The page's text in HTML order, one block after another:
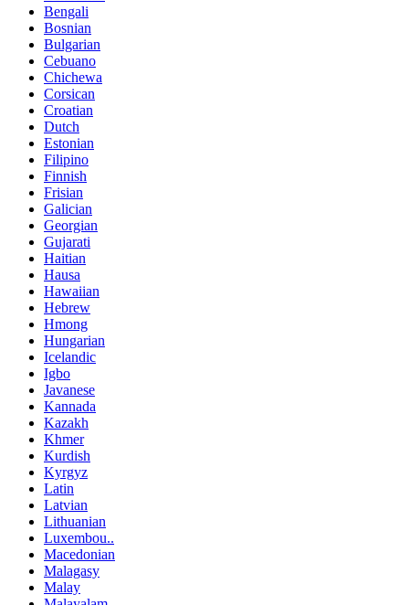
Bengali
Bosnian
Bulgarian
Cebuano
Chichewa
Corsican
Croatian
Dutch
Estonian
Filipino
Finnish
Frisian
Galician
Georgian
Gujarati
Haitian
Hausa
Hawaiian
Hebrew
Hmong
Hungarian
Icelandic
Igbo
Javanese
Kannada
Kazakh
Khmer
Kurdish
Kyrgyz
Latin
Latvian
Lithuanian
Luxembou..
Macedonian
Malagasy
Malay